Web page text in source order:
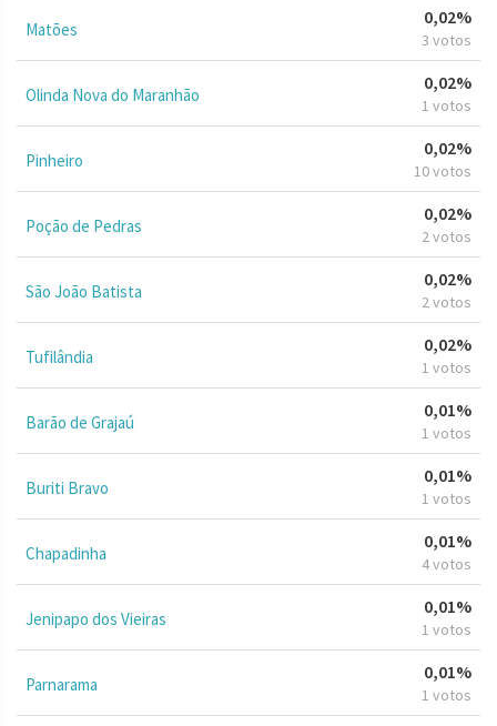
Matões
0,02%
3 votos
Olinda Nova do Maranhão
0,02%
1 votos
Pinheiro
0,02%
10 votos
Poção de Pedras
0,02%
2 votos
São João Batista
0,02%
2 votos
Tufilândia
0,02%
1 votos
Barão de Grajaú
0,01%
1 votos
Buriti Bravo
0,01%
1 votos
Chapadinha
0,01%
4 votos
Jenipapo dos Vieiras
0,01%
1 votos
Parnarama
0,01%
1 votos